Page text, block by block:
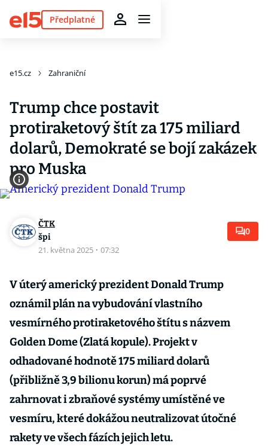
Předplatné
e15.cz Zahraniční
Trump chce postavit
protiraketový štít za 175 miliard
dolarů, Demokraté se bojí zakázek
pro Muska
ČTK
špi
21. května 2025 · 07:32
0
V úterý americký prezident Donald Trump
oznámil plán na vybudování vlastního
vesmírného protiraketového štítu s názvem
Golden Dome (Zlatá kopule). Projekt v
odhadované hodnotě 175 miliard dolarů
(přibližně 3,9 bilionu korun) má poprvé
zahrnovat i zbraňové systémy umístěné ve
vesmíru, které dokážou neutralizovat útočné
rakety ve všech fázích jejich letu.